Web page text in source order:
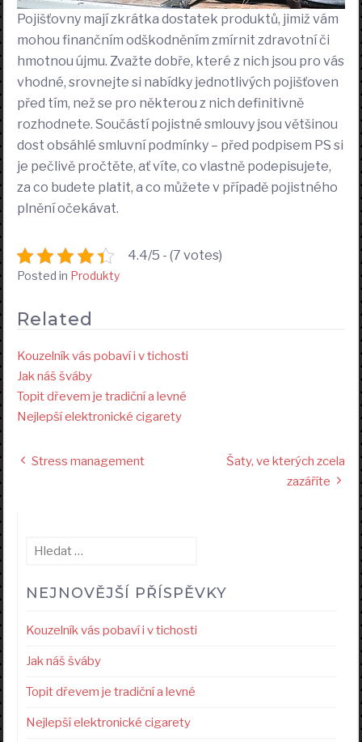
Pojišťovny mají zkrátka dostatek produktů, jimiž vám
mohou finančním odškodněním zmírnit zdravotní či
hmotnou újmu. Zvažte dobře, které z nich jsou pro vás
vhodné, srovnejte si nabídky jednotlivých pojišťoven
před tím, než se pro některou z nich definitivně
rozhodnete. Součástí pojistné smlouvy jsou většinou
dost obsáhlé smluvní podmínky – před podpisem PS si
je pečlivě pročtěte, ať víte, co vlastně podepisujete,
za co budete platit, a co můžete v případě pojistného
plnění očekávat.
4.4/5 - (7 votes)
Posted in Produkty
Related
Kouzelník vás pobaví i v tichosti
Jak náš šváby
Topit dřevem je tradiční a levné
Nejlepší elektronické cigarety
Navigace
Stress management
Šaty, ve kterých zcela
zazáříte
Vyhledávání
NEJNOVĚJŠÍ PŘÍSPĚVKY
Kouzelník vás pobaví i v tichosti
Jak náš šváby
Topit dřevem je tradiční a levné
Nejlepší elektronické cigarety